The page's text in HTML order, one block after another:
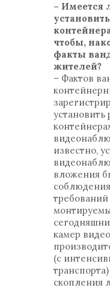
– Имеется
чтобы,
факты
жителей?
– Фактов
известно,
вложения
камер
(с
скопления